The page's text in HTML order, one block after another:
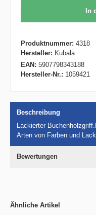
In
Produktnummer: 4318
Hersteller: Kubala
EAN: 5907798343188
Hersteller-Nr.: 1059421
Beschreibung
Lackierter
Arten von Farben und
Bewertungen
Ähnliche Artikel